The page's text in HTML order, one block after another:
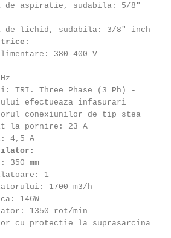
de aspiratie, sudabila: 5/8"
de lichid, sudabila: 3/8" inch
380-400 V
TRI. Three Phase (3 Ph) -
efectueaza infasurari
conexiunilor de tip stea
la pornire: 23 A
4,5 A
mm
1
1700 m3/h
146W
1350 rot/min
cu protectie la suprasarcina